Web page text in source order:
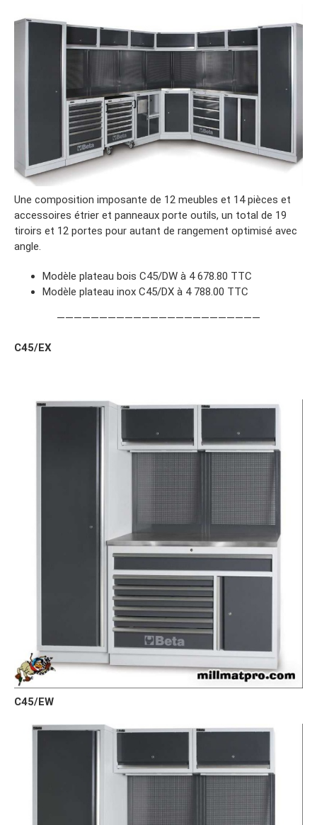
Une composition imposante de 12 meubles et 14 pièces et
accessoires étrier et panneaux porte outils, un total de 19
tiroirs et 12 portes pour autant de rangement optimisé avec
angle.
Modèle plateau bois C45/DW à 4 678.80 TTC
Modèle plateau inox C45/DX à 4 788.00 TTC
————————————————————————
C45/EX
C45/EW